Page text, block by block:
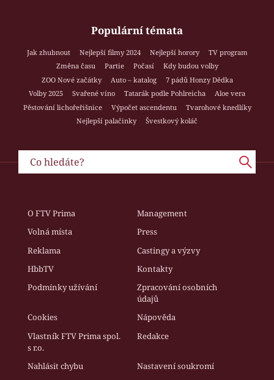
Populární témata
Jak zhubnout Nejlepší filmy 2024 Nejlepší horory
TV program
Změna času
Partie Počasí
Kdy budou volby
ZOO Nové začátky
Auto – katalog
7 pádů Honzy Dědka
Volby 2025
Svařené víno Tatarák podle Pohlreicha
Aloe vera
Pěstování lichořeřišnice
Výpočet ascendentu
Tvarohové knedlíky
Nejlepší palačinky
Švestkový koláč
O FTV Prima
Management
Volná místa
Press
Reklama
Castingy a výzvy
HbbTV
Kontakty
Podmínky užívání
Zpracování osobních
údajů
Cookies
Nápověda
Vlastník FTV Prima spol.
s r.o.
Redakce
Nahlásit chybu Nastavení soukromí